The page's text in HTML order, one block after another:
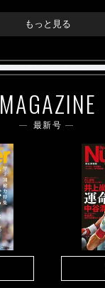
もっと見る
MAGAZINE
最新号